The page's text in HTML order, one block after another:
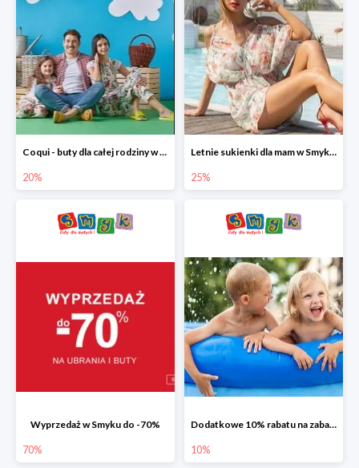
Coqui - buty dla całej rodziny w Smyku do -20%
20%
Letnie sukienki dla mam w Smyku do -25%
25%
Wyprzedaż w Smyku do -70%
70%
Dodatkowe 10% rabatu na zabawki ogrodowe i baseny
10%